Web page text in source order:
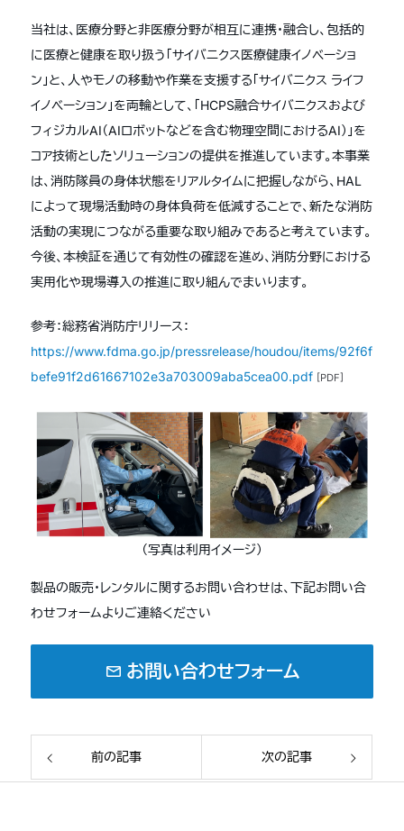
当社は、医療分野と非医療分野が相互に連携・融合し、包括的
に医療と健康を取り扱う「サイバニクス医療健康イノベーショ
ン」と、人やモノの移動や作業を支援する「サイバニクス ライフ
イノベーション」を両輪として、「HCPS融合サイバニクスおよび
フィジカルAI（AIロボットなどを含む物理空間におけるAI）」を
コア技術としたソリューションの提供を推進しています。本事業
は、消防隊員の身体状態をリアルタイムに把握しながら、HAL
によって現場活動時の身体負荷を低減することで、新たな消防
活動の実現につながる重要な取り組みであると考えています。
今後、本検証を通じて有効性の確認を進め、消防分野における
実用化や現場導入の推進に取り組んでまいります。
参考：総務省消防庁リリース：
https://www.fdma.go.jp/pressrelease/houdou/items/92f6f
befe91f2d61667102e3a703009aba5cea00.pdf [PDF]
（写真は利用イメージ）
製品の販売・レンタルに関するお問い合わせは、下記お問い合
わせフォームよりご連絡ください
mail お問い合わせフォーム
前の記事 次の記事